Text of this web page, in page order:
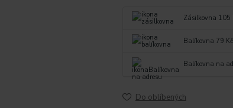
Zásilkovna 105
Balíkovna 79 Kč
Balíkovna na
Do oblíbených